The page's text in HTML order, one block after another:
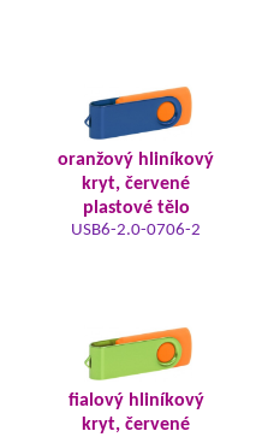
oranžový hliníkový
kryt, červené
plastové tělo
USB6-2.0-0706-2
fialový hliníkový
kryt, červené